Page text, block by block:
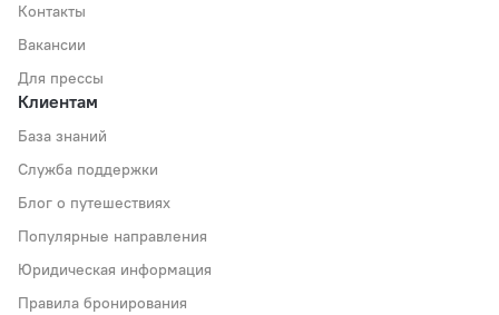
Контакты
Вакансии
Для прессы
Клиентам
База знаний
Служба поддержки
Блог о путешествиях
Популярные направления
Юридическая информация
Правила бронирования